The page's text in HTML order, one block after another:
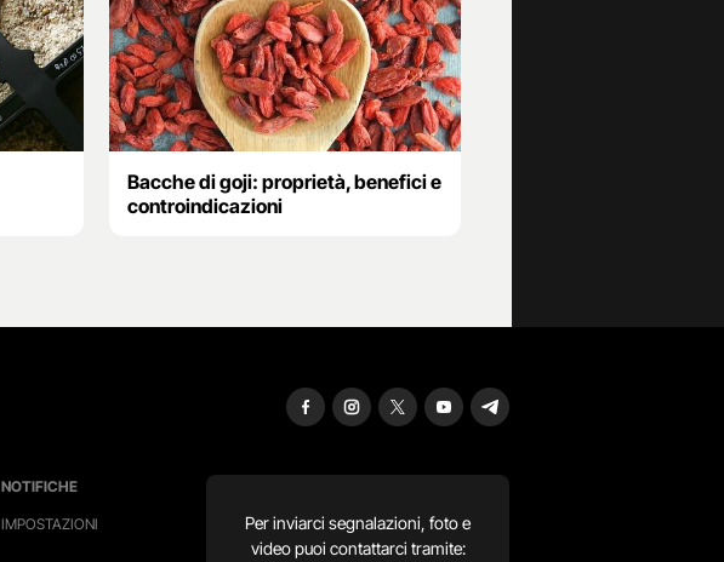
Bacche di goji: proprietà, benefici e
controindicazioni
NOTIFICHE
IMPOSTAZIONI
Per inviarci segnalazioni, foto e
video puoi contattarci tramite: